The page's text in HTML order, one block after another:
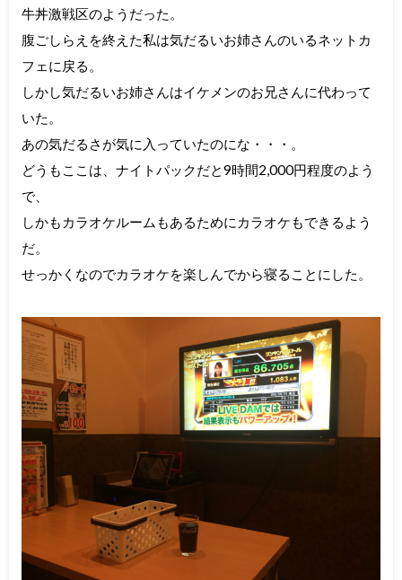
牛丼激戦区のようだった。
腹ごしらえを終えた私は気だるいお姉さんのいるネットカ
フェに戻る。
しかし気だるいお姉さんはイケメンのお兄さんに代わって
いた。
あの気だるさが気に入っていたのにな・・・。
どうもここは、ナイトパックだと9時間2,000円程度のよう
で、
しかもカラオケルームもあるためにカラオケもできるよう
だ。
せっかくなのでカラオケを楽しんでから寝ることにした。